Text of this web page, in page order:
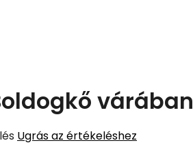
várában
Ugrás az értékeléshez